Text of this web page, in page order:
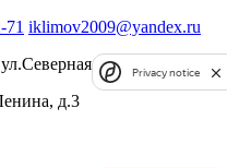
71 iklimov2009@yandex.ru
д.5, к.4
д.3
Privacy notice